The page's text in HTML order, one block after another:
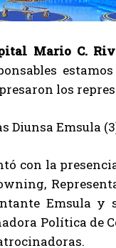
Mario C.
los
con la
Emsula y
Política de